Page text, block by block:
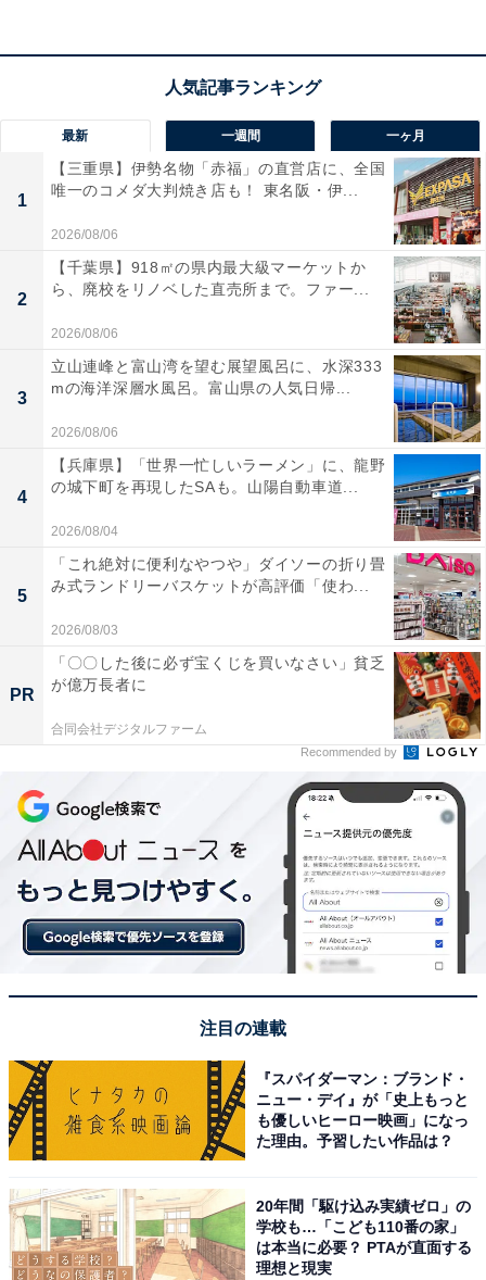
いから休みたい」なんて言われると、怠けているだけな
た人なんて聞いたこともないし、大げさなんじゃないか
なって。
高尾：いまは変わりました？
大吉：
一度知ったら、変わらざるをえませんよね。きっ
かけはやっぱり「あさイチ」です。つらい思いをしてい
る女性の声を聞いたり、専門家に解説してもらったりし
て、こんなにしんどい人がいるんだって衝撃を受けまし
た。
いままで本当に知らなかったんですよ。普通に生活して
いるように見えるなかにも、肉体的、精神的にものすご
くきつい思いをしている人がいたかもしれないと、はじ
めて思い至りました。若いころにちゃんと知っておけ
ば、彼女なり同級生なりにもっと気遣いができたのにな
～！ ってなりましたよ。
時代が変わっても痛みは変わりませんよね。だからぼく
が知らないままに、つらい思いをしている人は常に周り
にいたんだろうなって思います。
つらいときに休めない社会は、誰もがつらい
最新 一週間 一ヶ月
1
【三重県】伊勢名物「赤福」の直営店に、全国
唯一のコメダ大判焼き店も！ 東名阪・伊...
2026/08/06
2
【千葉県】918㎡の県内最大級マーケットか
ら、廃校をリノベした直売所まで。ファー...
2026/08/06
3
立山連峰と富山湾を望む展望風呂に、水深333
mの海洋深層水風呂。富山県の人気日帰...
2026/08/06
4
【兵庫県】「世界一忙しいラーメン」に、龍野
の城下町を再現したSAも。山陽自動車道...
2026/08/04
5
「これ絶対に便利なやつや」ダイソーの折り畳
み式ランドリーバスケットが高評価「使わ...
2026/08/03
PR
「〇〇した後に必ず宝くじを買いなさい」貧乏
が億万長者に
合同会社デジタルファーム
Recommended by
注目の連載
『スパイダーマン：ブランド・
ニュー・デイ』が「史上もっと
も優しいヒーロー映画」になっ
た理由。予習したい作品は？
20年間「駆け込み実績ゼロ」の
学校も…「こども110番の家」
は本当に必要？ PTAが直面する
理想と現実